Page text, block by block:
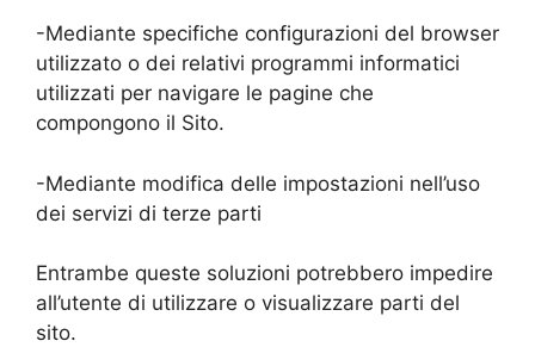
-Mediante specifiche configurazioni del browser
utilizzato o dei relativi programmi informatici
utilizzati per navigare le pagine che
compongono il Sito.
-Mediante modifica delle impostazioni nell’uso
dei servizi di terze parti
Entrambe queste soluzioni potrebbero impedire
all’utente di utilizzare o visualizzare parti del
sito.